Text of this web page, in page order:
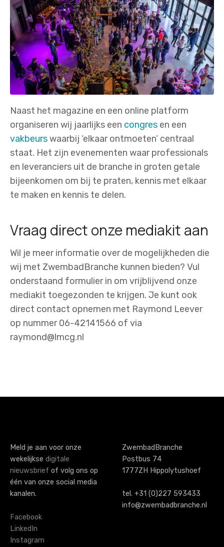
Naast het magazine en een online platform
organiseren wij jaarlijks een congres en een
vakbeurswaarbij ‘elkaar ontmoeten’ centraal
staat. Het zijn evenementen waar professionals
en leveranciers uit de branche in groten getale
bijeenkomen om bij te praten, kennis met elkaar
te maken en kennis te delen.
Vraag direct onze mediakit aan
Wil je meer informatie over de mogelijkheden die
wij met ZwembadBranche kunnen bieden? Vul
onderstaand formulier in om vrijblijvend onze
mediakit toegezonden te krijgen. Je kunt ook
direct contact opnemen met Raymond Leever
op nummer 06-42141566 of via
raymond@lmcg.nl
Meld je aan voor onze
wekelijkse digitale
nieuwsbrief of volg ons op
één van onze social media
kanalen.
Facebook
LinkedIn
Instagram
ZwembadBranche
Postbus 74
1777ZH Hippolytushoef
tel. +31 (0)227 593433
info@zwembadbranche.nl